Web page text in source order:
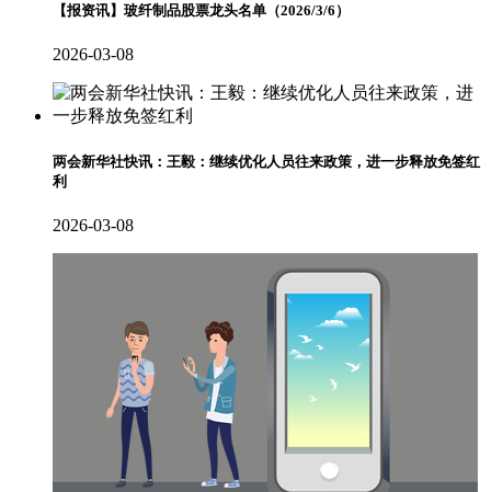
【报资讯】玻纤制品股票龙头名单（2026/3/6）
2026-03-08
两会新华社快讯：王毅：继续优化人员往来政策，进一步释放免签红
利
2026-03-08